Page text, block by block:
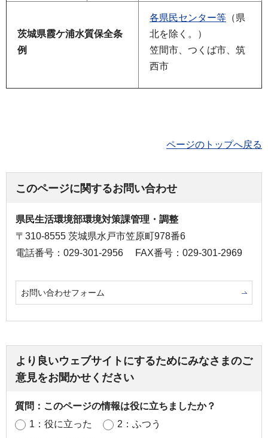
茨城県霞ケ浦水質保全条
例
各県民センター等 （県
北を除く。）
笠間市、つくば市、筑
西市
ページのトップへ戻る
このページに関するお問い合わせ
県民生活環境部環境対策課管理・調整
〒310-8555 茨城県水戸市笠原町978番6
電話番号：029-301-2956
FAX番号：029-301-2969
お問い合わせフォーム
より良いウェブサイトにするためにみなさまのご
意見をお聞かせください
質問：このページの情報は役に立ちましたか？
1：役に立った
2：ふつう